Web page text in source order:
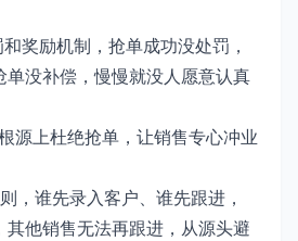
奖励机制，抢单成功没处罚，
单没补偿，慢慢就没人愿意认真
源上杜绝抢单，让销售专心冲业
，谁先录入客户、谁先跟进，
其他销售无法再跟进，从源头避